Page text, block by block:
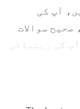
آپ کی
سوالات
کی رہنمائی
شاندار کو
بنانے میں